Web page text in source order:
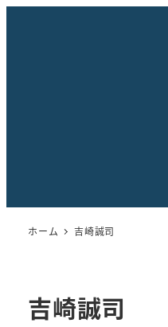
ホーム 吉崎誠司
吉崎誠司